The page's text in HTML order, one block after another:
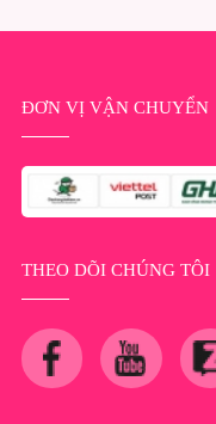
ĐƠN VỊ VẬN CHUYỂN
THEO DÕI CHÚNG TÔI